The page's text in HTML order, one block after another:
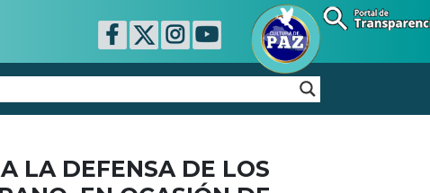
LA DEFENSA DE LOS